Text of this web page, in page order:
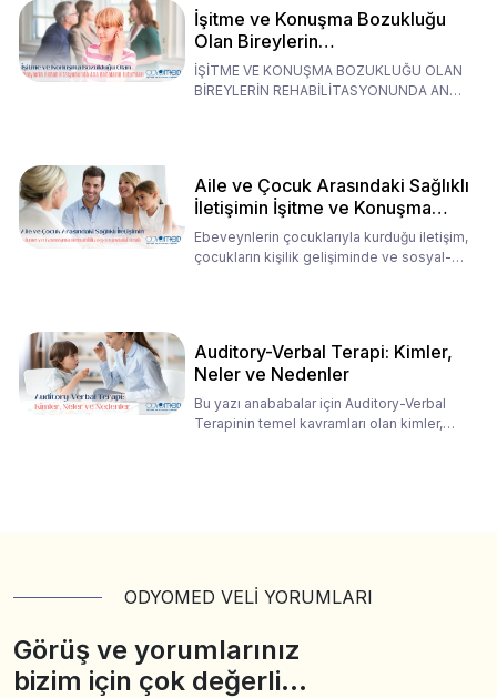
İşitme ve Konuşma Bozukluğu
Olan Bireylerin
Rehabilitasyonunda Ana
Babaların Tutumları
İŞİTME VE KONUŞMA BOZUKLUĞU OLAN
BİREYLERİN REHABİLİTASYONUNDA ANA
Aile ve Çocuk Arasındaki Sağlıklı
İletişimin İşitme ve Konuşma
Rehabilitasyonundaki Rolü
Ebeveynlerin çocuklarıyla kurduğu iletişim,
çocukların kişilik gelişiminde ve sosyal-
Auditory-Verbal Terapi: Kimler,
Neler ve Nedenler
Bu yazı anababalar için Auditory-Verbal
Terapinin temel kavramları olan kimler,
ODYOMED VELİ YORUMLARI
Görüş ve yorumlarınız
bizim için çok değerli…